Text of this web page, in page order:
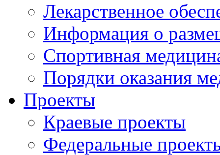
Лекарственное
Информация о
Спортивная
Порядки оказания
Проекты
Краевые проекты
Федеральные